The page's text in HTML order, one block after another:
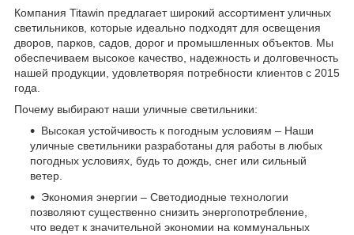
Компания Titawin предлагает широкий ассортимент уличных
светильников, которые идеально подходят для освещения
дворов, парков, садов, дорог и промышленных объектов. Мы
обеспечиваем высокое качество, надежность и долговечность
нашей продукции, удовлетворяя потребности клиентов с 2015
года.
Почему выбирают наши уличные светильники:
Высокая устойчивость к погодным условиям – Наши
уличные светильники разработаны для работы в любых
погодных условиях, будь то дождь, снег или сильный
ветер.
Экономия энергии – Светодиодные технологии
позволяют существенно снизить энергопотребление,
что ведет к значительной экономии на коммунальных